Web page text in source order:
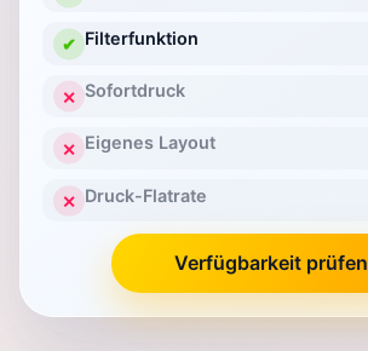
✔ Filterfunktion
✕ Sofortdruck
✕ Eigenes Layout
✕ Druck-Flatrate
Verfügbarkeit prüfen